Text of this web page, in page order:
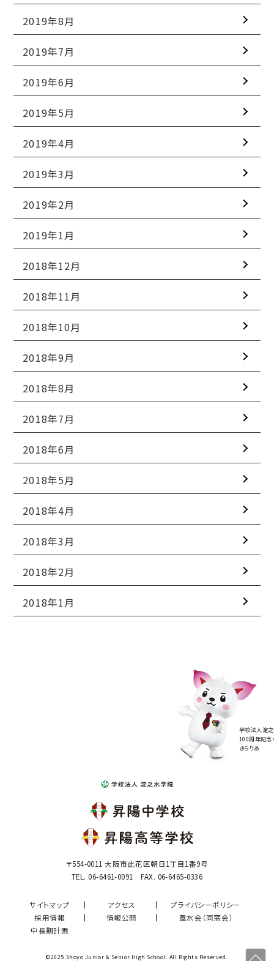
2019年8月
2019年7月
2019年6月
2019年5月
2019年4月
2019年3月
2019年2月
2019年1月
2018年12月
2018年11月
2018年10月
2018年9月
2018年8月
2018年7月
2018年6月
2018年5月
2018年4月
2018年3月
2018年2月
2018年1月
学校法人淀
100周年記念
きらりあ
〒554-0011 大阪市此花区朝日1丁目1番9号
TEL. 06-6461-0091 FAX. 06-6465-0336
サイトマップ アクセス
プライバシーポリシー
採用情報
情報公開
葦水会（同窓会）
中長期計画
©2025.Shoyo Junior & Senior High School. All Rights Reserved.